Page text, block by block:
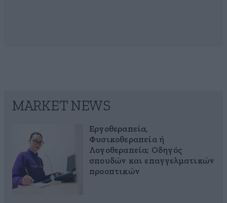
MARKET NEWS
Εργοθεραπεία,
Φυσικοθεραπεία ή
Λογοθεραπεία; Οδηγός
σπουδών και επαγγελματικών
προοπτικών